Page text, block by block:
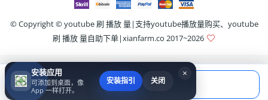
当前应付
￥0.00 填写账号后购买
© Copyright ©youtube 刷 播放 量|支持youtube播放量购买、youtube
刷 播放 量自助下单|xianfarm.co 2017~2026
×
安装应用
可添加到桌面，像
App 一样打开。
安装指引 关闭